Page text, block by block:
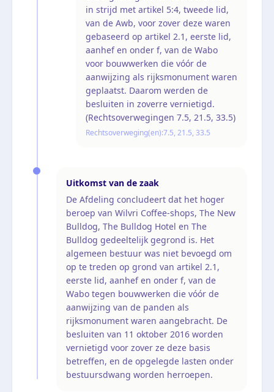
in strijd met artikel 5:4, tweede lid,
van de Awb, voor zover deze waren
gebaseerd op artikel 2.1, eerste lid,
aanhef en onder f, van de Wabo
voor bouwwerken die vóór de
aanwijzing als rijksmonument waren
geplaatst. Daarom werden de
besluiten in zoverre vernietigd.
(Rechtsoverwegingen 7.5, 21.5, 33.5)
Rechtsoverweging(en):7.5, 21.5, 33.5
Uitkomst van de zaak
De Afdeling concludeert dat het hoger
beroep van Wilvri Coffee-shops, The New
Bulldog, The Bulldog Hotel en The
Bulldog gedeeltelijk gegrond is. Het
algemeen bestuur was niet bevoegd om
op te treden op grond van artikel 2.1,
eerste lid, aanhef en onder f, van de
Wabo tegen bouwwerken die vóór de
aanwijzing van de panden als
rijksmonument waren aangebracht. De
besluiten van 11 oktober 2016 worden
vernietigd voor zover ze deze basis
betreffen, en de opgelegde lasten onder
bestuursdwang worden herroepen.